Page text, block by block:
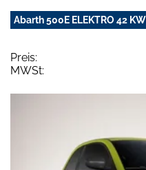
Abarth 500E ELEKTRO 42
Preis:
MWSt: